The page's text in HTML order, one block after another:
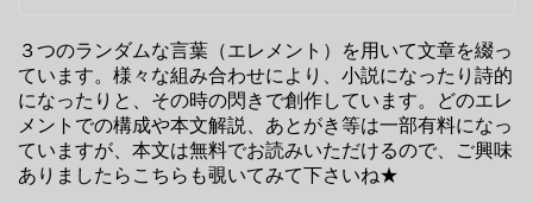
３つのランダムな言葉（エレメント）を用いて文章を綴っ
ています。様々な組み合わせにより、小説になったり詩的
になったりと、その時の閃きで創作しています。どのエレ
メントでの構成や本文解説、あとがき等は一部有料になっ
ていますが、本文は無料でお読みいただけるので、ご興味
ありましたらこちらも覗いてみて下さいね★